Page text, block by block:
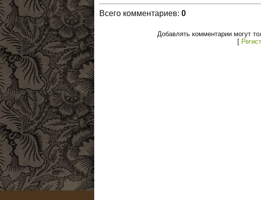
Всего комментариев: 0
Добавлять комментарии могут
[